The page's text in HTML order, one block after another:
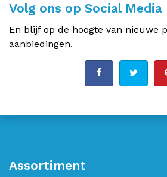
Volg ons op Social Media
En blijf op de hoogte van nieuwe
aanbiedingen.
Assortiment